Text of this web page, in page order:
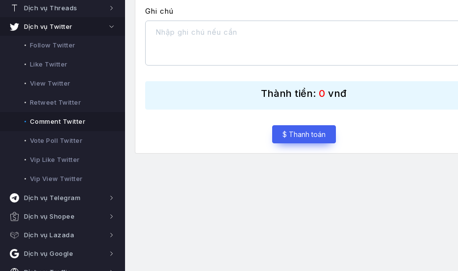
Dịch vụ Threads
Dịch vụ Twitter
Follow Twitter
Like Twitter
View Twitter
Retweet Twitter
Comment Twitter
Vote Poll Twitter
Vip Like Twitter
Vip View Twitter
Dịch vụ Telegram
Dịch vụ Shopee
Dịch vụ Lazada
Dịch vụ Google
Ghi chú
Thành tiền: 0 vnđ
$ Thanh toán